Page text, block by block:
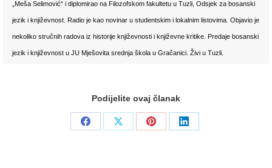
„Meša Selimović“ i diplomirao na Filozofskom fakultetu u Tuzli, Odsjek za bosanski
jezik i književnost. Radio je kao novinar u studentskim i lokalnim listovima. Objavio je
nekoliko stručnih radova iz historije književnosti i književne kritike. Predaje bosanski
jezik i književnost u JU Mješovita srednja škola u Gračanici. Živi u Tuzli.
Podijelite ovaj članak
Share
Share
Share
Share